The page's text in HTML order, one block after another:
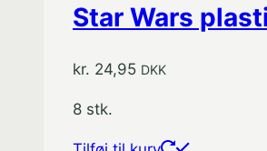
Star Wars
kr. 24,95 DKK
8 stk.